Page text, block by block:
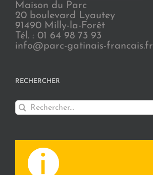
Maison du Parc
20 boulevard Lyautey
91490 Milly-la-Forêt
Tél. : 01 64 98 73 93
info@parc-gatinais-francais.fr
RECHERCHER
Rechercher: